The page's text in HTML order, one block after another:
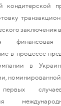
кондитерской
заключения
в процессе
в
случаев